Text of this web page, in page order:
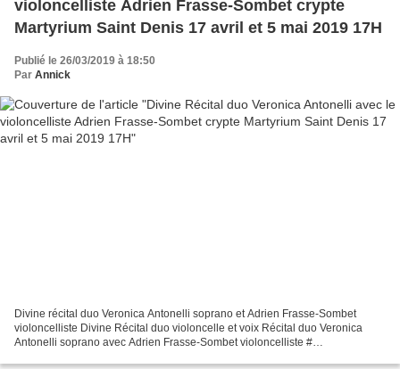
violoncelliste Adrien Frasse-Sombet crypte
Martyrium Saint Denis 17 avril et 5 mai 2019 17H
Publié le 26/03/2019 à 18:50
Par Annick
Divine récital duo Veronica Antonelli soprano et Adrien Frasse-Sombet
violoncelliste Divine Récital duo violoncelle et voix Récital duo Veronica
Antonelli soprano avec Adrien Frasse-Sombet violoncelliste #